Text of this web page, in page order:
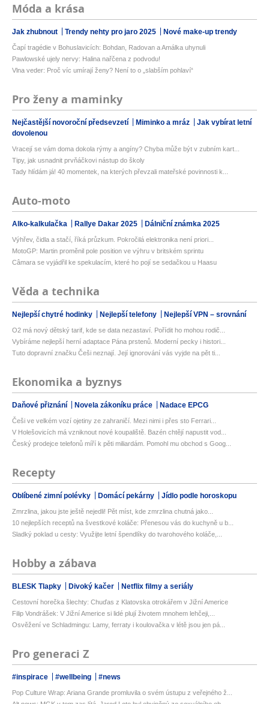
Móda a krása
Jak zhubnout Trendy nehty pro jaro 2025 Nové make-up trendy
Čapí tragédie v Bohuslavicích: Bohdan, Radovan a Amálka uhynuli
Pawlowské ujely nervy: Halina nařčena z podvodu!
Vlna veder: Proč víc umírají ženy? Není to o „slabším pohlaví“
Pro ženy a maminky
Nejčastější novoroční předsevzetí Miminko a mráz
Jak vybírat letní
dovolenou
Vracejí se vám doma dokola rýmy a angíny? Chyba může být v zubním kart...
Tipy, jak usnadnit prvňáčkovi nástup do školy
Tady hlídám já! 40 momentek, na kterých převzali mateřské povinnosti k...
Auto-moto
Alko-kalkulačka Rallye Dakar 2025 Dálniční známka 2025
Výhřev, čidla a stačí, říká průzkum. Pokročilá elektronika není priori...
MotoGP: Martin proměnil pole position ve výhru v britském sprintu
Câmara se vyjádřil ke spekulacím, které ho pojí se sedačkou u Haasu
Věda a technika
Nejlepší chytré hodinky Nejlepší telefony Nejlepší VPN – srovnání
O2 má nový dětský tarif, kde se data nezastaví. Pořídit ho mohou rodič...
Vybíráme nejlepší herní adaptace Pána prstenů. Moderní pecky i histori...
Tuto dopravní značku Češi neznají. Její ignorování vás vyjde na pět ti...
Ekonomika a byznys
Daňové přiznání Novela zákoníku práce Nadace EPCG
Češi ve velkém vozí ojetiny ze zahraničí. Mezi nimi i přes sto Ferrari...
V Holešovicích má vzniknout nové koupaliště. Bazén chtějí napustit vod...
Český prodejce telefonů míří k pěti miliardám. Pomohl mu obchod s Goog...
Recepty
Oblíbené zimní polévky Domácí pekárny Jídlo podle horoskopu
Zmrzlina, jakou jste ještě nejedli! Pět míst, kde zmrzlina chutná jako...
10 nejlepších receptů na švestkové koláče: Přenesou vás do kuchyně u b...
Sladký poklad u cesty: Využijte letní špendlíky do tvarohového koláče,...
Hobby a zábava
BLESK Tlapky Divoký kačer Netflix filmy a seriály
Cestovní horečka šlechty: Chuďas z Klatovska otrokářem v Jižní Americe
Filip Vondrášek: V Jižní Americe si lidé plují životem mnohem lehčeji,...
Osvěžení ve Schladmingu: Lamy, ferraty i koulovačka v létě jsou jen pá...
Pro generaci Z
#inspirace #wellbeing #news
Pop Culture Wrap: Ariana Grande promluvila o svém ústupu z veřejného ž...